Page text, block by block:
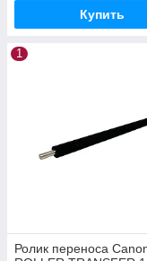
Купить
1
Ролик переноса